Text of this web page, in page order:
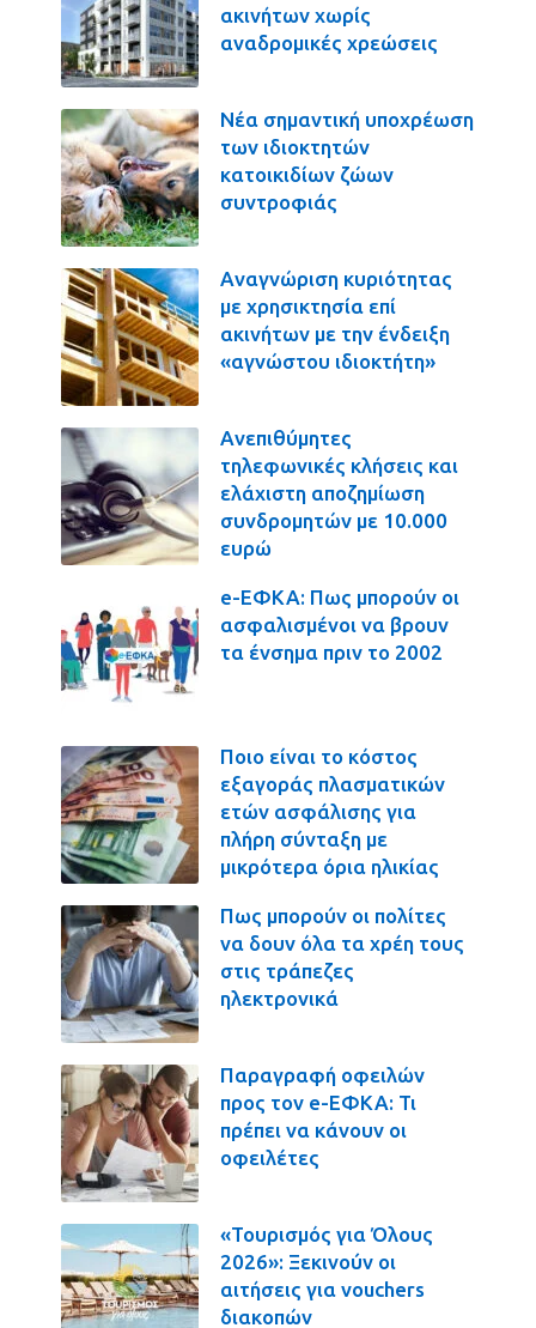
ακινήτων χωρίς
αναδρομικές χρεώσεις
Νέα σημαντική υποχρέωση
των ιδιοκτητών
κατοικιδίων ζώων
συντροφιάς
Αναγνώριση κυριότητας
με χρησικτησία επί
ακινήτων με την ένδειξη
«αγνώστου ιδιοκτήτη»
Ανεπιθύμητες
τηλεφωνικές κλήσεις και
ελάχιστη αποζημίωση
συνδρομητών με 10.000
ευρώ
e-ΕΦΚΑ: Πως μπορούν οι
ασφαλισμένοι να βρουν
τα ένσημα πριν το 2002
Ποιο είναι το κόστος
εξαγοράς πλασματικών
ετών ασφάλισης για
πλήρη σύνταξη με
μικρότερα όρια ηλικίας
Πως μπορούν οι πολίτες
να δουν όλα τα χρέη τους
στις τράπεζες
ηλεκτρονικά
Παραγραφή οφειλών
προς τον e-ΕΦΚΑ: Τι
πρέπει να κάνουν οι
οφειλέτες
«Τουρισμός για Όλους
2026»: Ξεκινούν οι
αιτήσεις για vouchers
διακοπών